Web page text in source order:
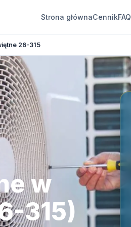
Strona głównaCennikFAQ
26-315
w
315)